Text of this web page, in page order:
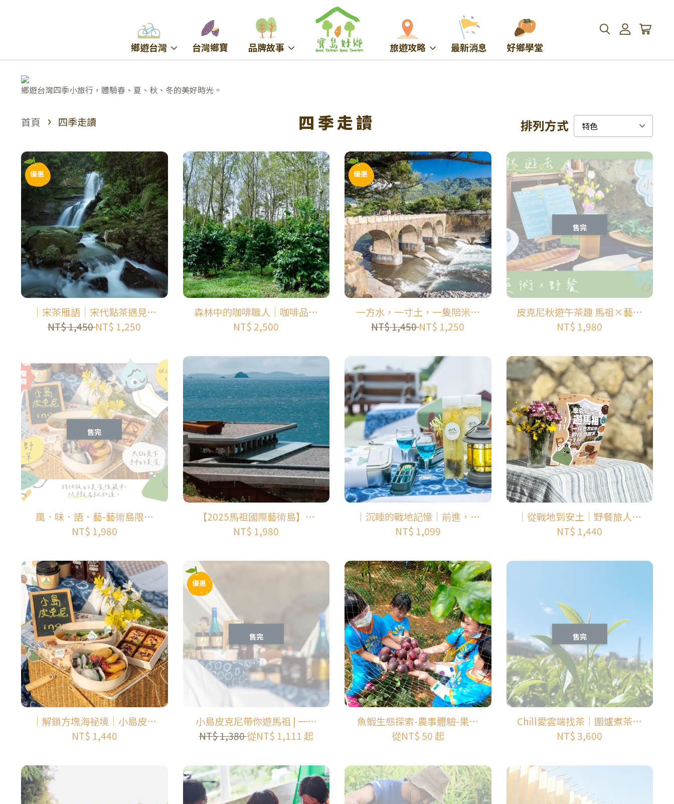
鄉遊台灣 台灣鄉寶 品牌故事 旅遊攻略 最新消息 好鄉學堂
鄉遊台灣四季小旅行，體驗春、夏、秋、冬的美好時光。
首頁 › 四季走讀 四季走讀 排列方式
優惠
｜宋茶雁語｜宋代點茶遇見紅
茶原鄉半日小旅行｜ 大雁休閒
NT$ 1,450NT$ 1,250
森林中的咖啡職人｜咖啡品鑑
半日密集班｜暨南大學咖啡塾
NT$ 2,500
優惠
一方水，一寸土，一隻陪米長
大的小黃鴨｜米的一生半日小
NT$ 1,450NT$ 1,250
售完
皮克尼秋遊午茶趣 馬祖×藝術
×野餐
NT$ 1,980
售完
風．味．語．藝-藝術島限定
皮克尼
NT$ 1,980
【2025馬祖國際藝術島】官
方行程-南竿/北竿一日遊
NT$ 1,980
｜沉睡的戰地記憶｜前進，皮
克尼 ! 最終野餐任務 !
NT$ 1,099
｜從戰地到安土｜野餐旅人的
四維村故事散步
NT$ 1,440
｜解鎖方塊海祕境｜小島皮克
尼帶你暢遊獨一無二的海島旅
NT$ 1,440
優惠
售完
小島皮克尼帶你遊馬祖 | 一探
地方梟雄傳奇故事
NT$ 1,380從NT$ 1,111 起
魚蝦生態探索-農事體驗-果醬
製作-桃米休閒農業區一日遊
從NT$ 50 起
售完
Chill愛雲端找茶｜圍爐煮茶｜
採茶體驗｜竹林瑜伽｜太極美
NT$ 3,600